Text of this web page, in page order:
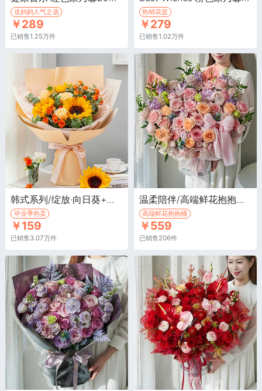
送妈妈人气之选
￥289
已销售1.25万件
热销花篮
￥279
已销售1.02万件
韩式系列/绽放·向日葵+香槟玫瑰+多头玫瑰
毕业季热卖
￥159
已销售3.07万件
温柔陪伴/高端鲜花抱抱桶·荔枝粉玫瑰15枝，香槟玫瑰7枝，粉色绣球1枝
高端鲜花抱抱桶
￥559
已销售206件